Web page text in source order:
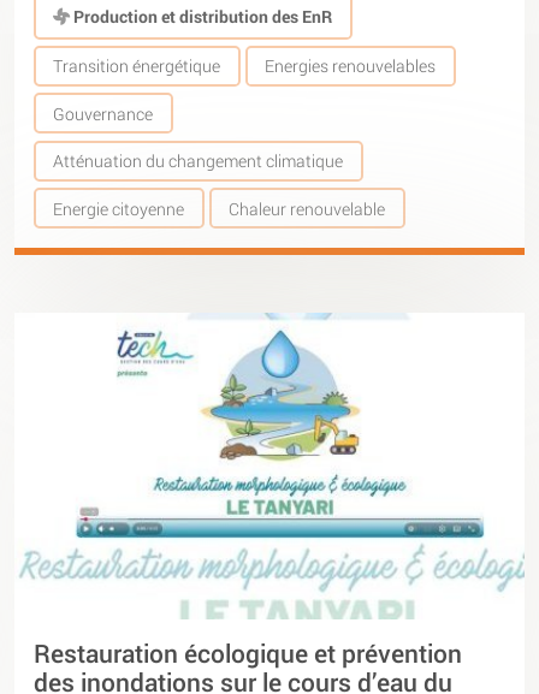
Production et distribution des EnR
Transition énergétique Energies renouvelables
Gouvernance
Atténuation du changement climatique
Energie citoyenne Chaleur renouvelable
Restauration écologique et prévention
des inondations sur le cours d’eau du